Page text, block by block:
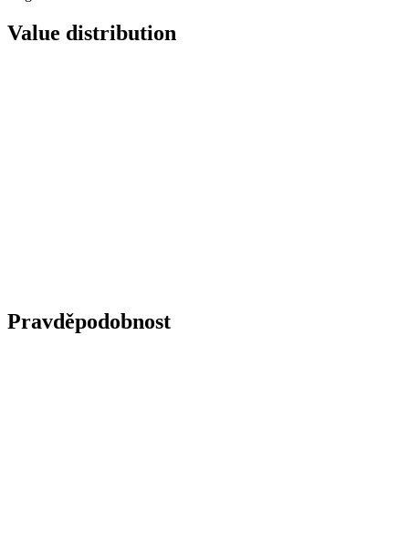
Value distribution
Pravděpodobnost